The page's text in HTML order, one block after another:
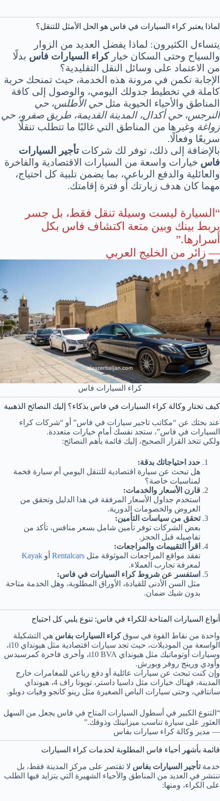
لماذا يعتبر كراء السيارات في فاس هو الحل الأمثل للتنقل؟
يتساءل الكثيرون: لماذا يفضل العديد من الزوار
والسياح وحتى السكان خياركراء السيارات فاس بدلًا
من الاعتماد على وسائل النقل التقليدية؟
الإجابة تكمن في مرونة هذه الخدمة، حيث تمنحك حرية
كاملة في تخطيط جدولك اليومي، والوصول إلى كافة
المناطق والأحياء الحيوية مثلحي الأطلس، حي
النرجس، حي أكدال، المدينة القديمة، طريق صفرو، حي
زواغة وغيرها من المناطق التي غالبًا ما تتطلب تنقلًا
سريعًا وفعالًا.
بالإضافة إلى ذلك، توفر لك شركات تأجير السيارات
فاس خيارات واسعة من السيارات الاقتصادية والفاخرة
والعائلية والدفع الرباعي، بما يضمن تلبية كل احتياج،
مهما كان هدف زيارتك أو فترة إقامتك.
“السيارة ليست وسيلة تنقل فقط، بل جسر
يربط بينك وبين متعة اكتشاف فاس بكل
أسرارها.”
— زائر من الخليج العربي
كراء السيارات فاس
كيف تختار وكالة كراء السيارات في فاس بذكاء؟ إليك النصائح الذهبية
عند بحثك عن “مكاتب تاجير سيارات في فاس” أو “شركات كراء
السيارات في فاس”، ستجد نفسك أمام خيارات متعددة.
ولكي تتخذ القرار الصحيح، إليك قائمة بأهم النصائح:
حدد احتياجاتك بدقة:
هل تبحث عن سيارة اقتصادية للتنقل اليومي أم سيارة فخمة
لمناسبات خاصة؟
قارن الأسعار والخدمات:
استخدم جداول الأسعار المرفقة في هذا الدليل وتحقق من
العروض والخصومات الدورية.
تحقق من سياسات التأمين:
بعض الشركات توفر تأمين شامل بسعر منافس، تأكد من
تفاصيله قبل الحجز.
اقرأ التقييمات والمراجعات:
تفقد مواقع المراجعات الموثوقة مثل Rentalcars أو Kayak
لمعرفة تجارب العملاء.
استفسر عن شروط كراء السيارات في فاس:
مثل السن الأدنى للقيادة، الأوراق المطلوبة، وهل الخدمة متاحة
بدون شيك ضمان.
أنواع السيارات المتاحة للكراء في فاس: تنوع يلبي كل احتياج
واحدة من نقاط القوة في سوقكراء السيارات بفاس هي التشكيلة
الواسعة من الموديلات، حيث تجد سيارات اقتصادية مثل هيونداي i10،
وسيارات أوتوماتيك مثل هيونداي i10 BVA، وأخرى فاخرة كمرسيدس
وأودي ورينج روفر وبورش.
وإن كنت تبحث عن سيارات عائلية أو دفع رباعي للمغامرات خارج
المدينة، فهناك خيارات مثل داسيا داستر، تويوتا راف 4، هيونداي
سانتافي، وحتى سيارات الباص الصغيرة مثل رينو كانجو وفيات دوبلو.
“التنوع الكبير في أسطول السيارات المتاح في فاس يجعل من السهل
العثور على سيارة تناسب ميزانيتك وذوقك.”
— مدير وكالة كراء سيارات بفاس
قائمة بأشهر أحياء فاس المطلوبة لخدمات كراء السيارات
خدمةتأجير السيارات بفاس لا تقتصر على مركز المدينة فقط، بل
تنتشر في العديد من المناطق والأحياء الشهيرة التي يتزايد فيها الطلب
على الكراء، ومنها: